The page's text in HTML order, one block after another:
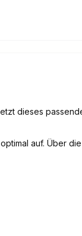
dieses
auf. Über